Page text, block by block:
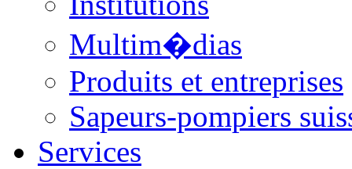
Multim�dias
Produits et entreprises
Sapeurs-pompiers
Services